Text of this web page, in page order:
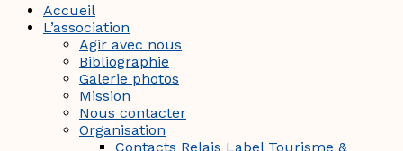
Accueil
L’association
Agir avec nous
Bibliographie
Galerie photos
Mission
Nous contacter
Organisation
Contacts Relais Label Tourisme &